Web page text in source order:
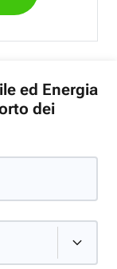
ed Energia
dei